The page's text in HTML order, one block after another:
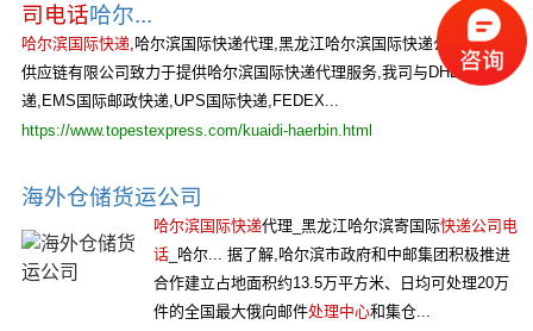
司电话哈尔...
哈尔滨国际快递,哈尔滨国际快递代理,黑龙江哈尔滨国际快递公司。韬博
供应链有限公司致力于提供哈尔滨国际快递代理服务,我司与DHL国际快
递,EMS国际邮政快递,UPS国际快递,FEDEX...
https://www.topestexpress.com/kuaidi-haerbin.html
海外仓储货运公司
哈尔滨国际快递代理_黑龙江哈尔滨寄国际快递公司电
话_哈尔... 据了解,哈尔滨市政府和中邮集团积极推进
合作建立占地面积约13.5万平方米、日均可处理20万
件的全国最大俄向邮件处理中心和集仓...